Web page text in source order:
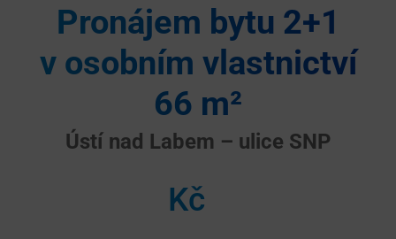
Pronájem bytu 2+1
v osobním vlastnictví
66 m²
Ústí nad Labem – ulice SNP
Kč